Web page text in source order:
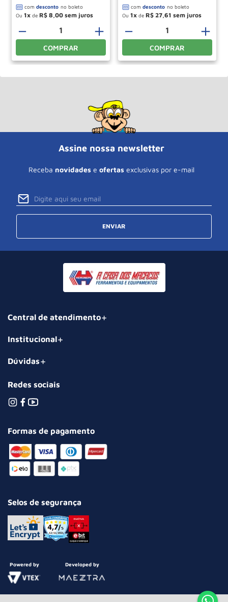
Ou 1 de R$ 8 00
＋
－
COMPRAR
Ou 1 de R$ 27 61
＋
－
COMPRAR
Assine nossa newsletter
Receba novidades e ofertas exclusivas por e-mail
ENVIAR
Central de atendimento
Institucional
Dúvidas
Redes sociais
Formas de pagamento
Selos de segurança
Powered by Developed by